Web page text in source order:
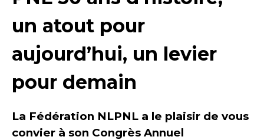
un atout pour
aujourd’hui, un levier
pour demain
La Fédération NLPNL a le plaisir de vous
convier à son Congrès Annuel